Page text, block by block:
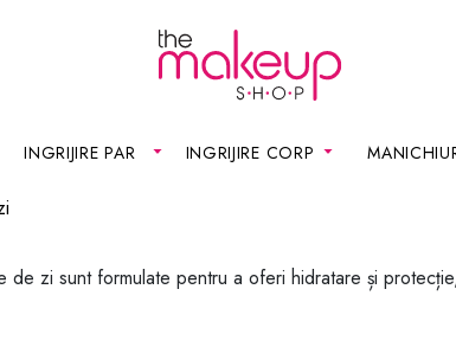
INGRIJIRE PAR INGRIJIRE CORP
de zi sunt formulate pentru a oferi hidratare și